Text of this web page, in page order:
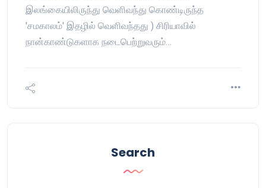
இலங்கையிலிருந்து வெளிவந்து கொண்டிருந்த
'சமகாலம்' இதழில் வெளிவந்தது ) சிரியாவில்
நான்காண்டுகளாக நடைபெற்றுவரும்…
Search